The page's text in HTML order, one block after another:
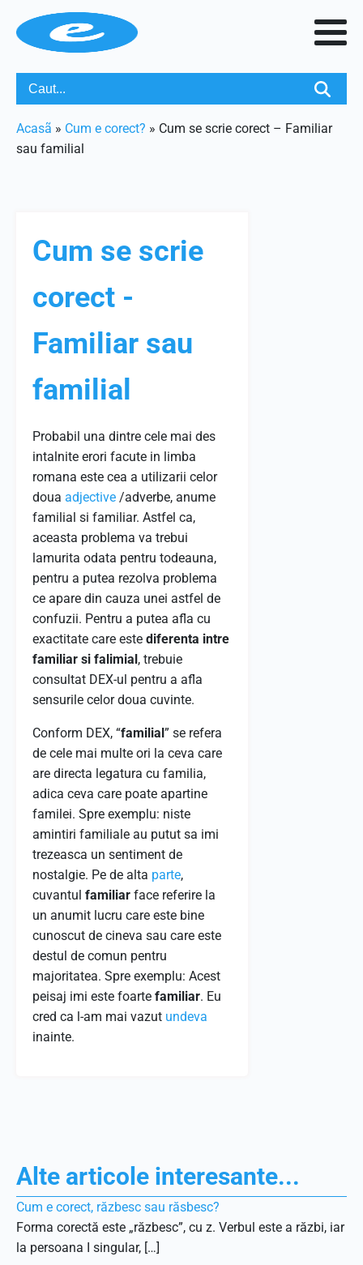
Acasã » Cum e corect? » Cum se scrie corect – Familiar
sau familial
Cum se scrie
corect -
Familiar sau
familial
Probabil una dintre cele mai des
intalnite erori facute in limba
romana este cea a utilizarii celor
doua adjective /adverbe, anume
familial si familiar. Astfel ca,
aceasta problema va trebui
lamurita odata pentru todeauna,
pentru a putea rezolva problema
ce apare din cauza unei astfel de
confuzii. Pentru a putea afla cu
exactitate care este diferenta intre
familiar si falimial, trebuie
consultat DEX-ul pentru a afla
sensurile celor doua cuvinte.
Conform DEX, “familial” se refera
de cele mai multe ori la ceva care
are directa legatura cu familia,
adica ceva care poate apartine
familei. Spre exemplu: niste
amintiri familiale au putut sa imi
trezeasca un sentiment de
nostalgie. Pe de alta parte,
cuvantul familiar face referire la
un anumit lucru care este bine
cunoscut de cineva sau care este
destul de comun pentru
majoritatea. Spre exemplu: Acest
peisaj imi este foarte familiar. Eu
cred ca l-am mai vazut undeva
inainte.
Alte articole interesante...
Cum e corect, răzbesc sau răsbesc?
Forma corectă este „răzbesc”, cu z. Verbul este a răzbi, iar
la persoana I singular, […]